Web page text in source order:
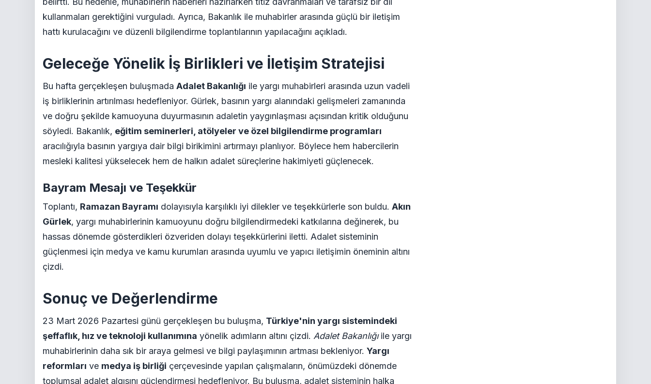
kullanmaları gerektiğini vurguladı. Ayrıca, Bakanlık ile muhabirler arasında güçlü bir iletişim
hattı kurulacağını ve düzenli bilgilendirme toplantılarının yapılacağını açıkladı.
Geleceğe Yönelik İş Birlikleri ve İletişim Stratejisi
Bu hafta gerçekleşen buluşmada Adalet Bakanlığı ile yargı muhabirleri arasında uzun vadeli
iş birliklerinin artırılması hedefleniyor. Gürlek, basının yargı alanındaki gelişmeleri zamanında
ve doğru şekilde kamuoyuna duyurmasının adaletin yaygınlaşması açısından kritik olduğunu
söyledi. Bakanlık, eğitim seminerleri, atölyeler ve özel bilgilendirme programları
aracılığıyla basının yargıya dair bilgi birikimini artırmayı planlıyor. Böylece hem habercilerin
mesleki kalitesi yükselecek hem de halkın adalet süreçlerine hakimiyeti güçlenecek.
Bayram Mesajı ve Teşekkür
Toplantı, Ramazan Bayramı dolayısıyla karşılıklı iyi dilekler ve teşekkürlerle son buldu. Akın
Gürlek, yargı muhabirlerinin kamuoyunu doğru bilgilendirmedeki katkılarına değinerek, bu
hassas dönemde gösterdikleri özveriden dolayı teşekkürlerini iletti. Adalet sisteminin
güçlenmesi için medya ve kamu kurumları arasında uyumlu ve yapıcı iletişimin öneminin altını
çizdi.
Sonuç ve Değerlendirme
23 Mart 2026 Pazartesi günü gerçekleşen bu buluşma, Türkiye'nin yargı sistemindeki
şeffaflık, hız ve teknoloji kullanımına yönelik adımların altını çizdi. Adalet Bakanlığıile yargı
muhabirlerinin daha sık bir araya gelmesi ve bilgi paylaşımının artması bekleniyor. Yargı
reformları ve medya iş birliği çerçevesinde yapılan çalışmaların, önümüzdeki dönemde
toplumsal adalet algısını güçlendirmesi hedefleniyor. Bu buluşma, adalet sisteminin halka